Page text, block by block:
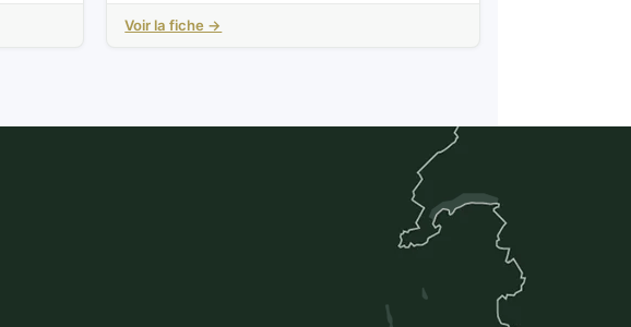
Voir la fiche →